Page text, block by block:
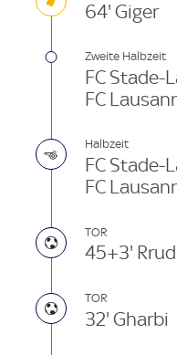
64' Giger
Zweite Halbzeit
FC Stade-
FC
Halbzeit
FC Stade-
FC
TOR
45+3'
TOR
32' Gharbi